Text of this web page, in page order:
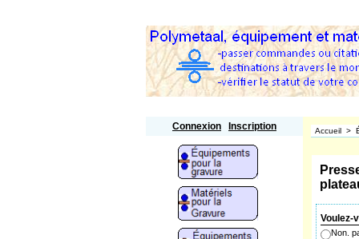
Connexion Inscription Accueil >
Voulez-
Non.